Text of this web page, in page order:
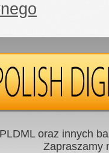
oraz innych
Zapraszamy